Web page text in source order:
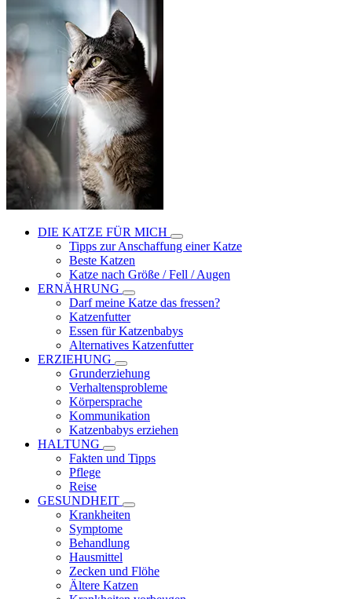
DIE KATZE FÜR MICH
Tipps zur Anschaffung einer Katze
Beste Katzen
Katze nach Größe / Fell / Augen
ERNÄHRUNG
Darf meine Katze das fressen?
Katzenfutter
Essen für Katzenbabys
Alternatives Katzenfutter
ERZIEHUNG
Grunderziehung
Verhaltensprobleme
Körpersprache
Kommunikation
Katzenbabys erziehen
HALTUNG
Fakten und Tipps
Pflege
Reise
GESUNDHEIT
Krankheiten
Symptome
Behandlung
Hausmittel
Zecken und Flöhe
Ältere Katzen